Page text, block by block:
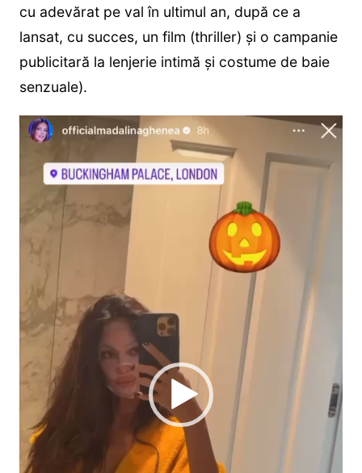
cu adevărat pe val în ultimul an, după ce a
lansat, cu succes, un film (thriller) și o campanie
publicitară la lenjerie intimă și costume de baie
senzuale).
Player
video